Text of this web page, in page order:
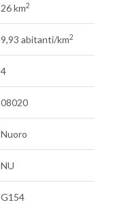
26 km2
9,93 abitanti/km2
4
08020
Nuoro
NU
G154